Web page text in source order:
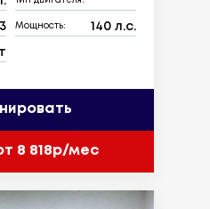
Мощность: 140 л.с.
8 818р/мес